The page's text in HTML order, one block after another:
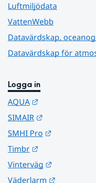
Luftmiljödata
VattenWebb
Datavärdskap,
Datavärdskap för
Logga in
AQUA
SIMAIR
SMHI Pro
Timbr
Vinterväg
Väderlarm